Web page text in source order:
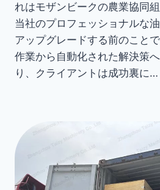
れはモザンビークの農業協同
当社のプロフェッショナルな
アップグレードする前のこと
作業から自動化された解決策
り、クライアントは成功裏に…